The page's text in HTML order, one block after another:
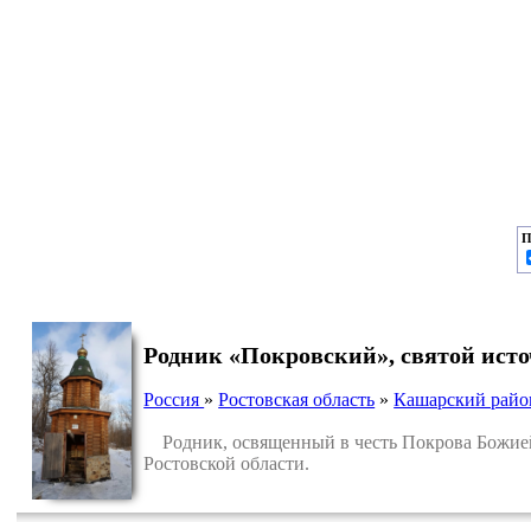
Родник «Покровский», святой
Россия »Ростовская область »Кашарский
Родник, освященный в честь Покрова
Ростовской области.